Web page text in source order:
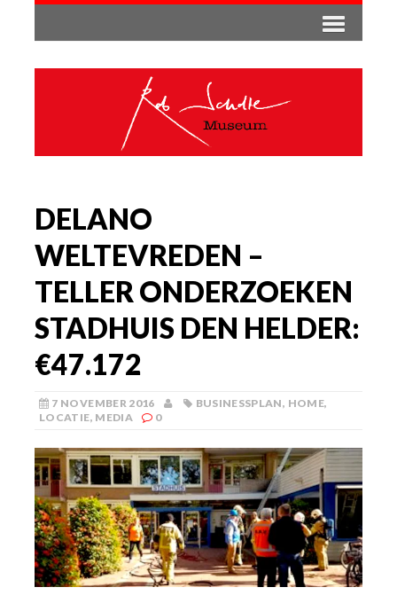
DELANO
WELTEVREDEN –
TELLER ONDERZOEKEN
STADHUIS DEN HELDER:
€47.172
7 NOVEMBER 2016 BUSINESSPLAN, HOME,
LOCATIE, MEDIA 0